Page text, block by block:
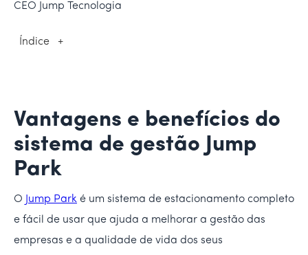
CEO Jump Tecnologia
Índice +
Vantagens e benefícios do
sistema de gestão Jump
Park
O Jump Park é um sistema de estacionamento completo
e fácil de usar que ajuda a melhorar a gestão das
empresas e a qualidade de vida dos seus